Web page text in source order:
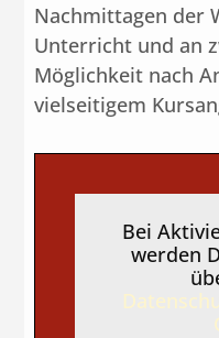
Nachmittagen der
Unterricht und an
Möglichkeit nach
vielseitigem
Bei
werden